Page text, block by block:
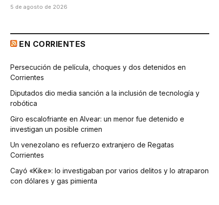
5 de agosto de 2026
EN CORRIENTES
Persecución de película, choques y dos detenidos en
Corrientes
Diputados dio media sanción a la inclusión de tecnología y
robótica
Giro escalofriante en Alvear: un menor fue detenido e
investigan un posible crimen
Un venezolano es refuerzo extranjero de Regatas
Corrientes
Cayó «Kike»: lo investigaban por varios delitos y lo atraparon
con dólares y gas pimienta